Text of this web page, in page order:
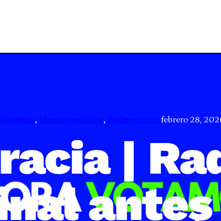
, , febrero 28,
|
antes